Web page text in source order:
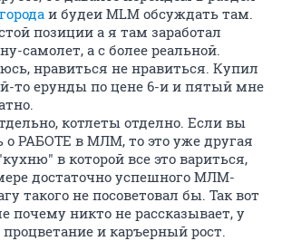
и будеи MLM обсуждать там.
позиции а я там заработал
самолет, а с более реальной.
нравиться не нравиться. Купил
то ерунды по цене 6-и и пятый мне
котлеты отделно. Если вы
о РАБОТЕ в МЛМ, то это уже другая
в которой все это вариться,
достаточно успешного МЛМ-
такого не посоветовал бы. Так вот
почему никто не рассказывает, у
и каръерный рост.